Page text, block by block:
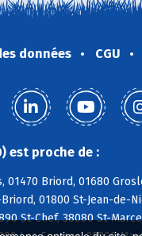
données CGU
est proche de :
Briord, 01680
01800 St-Jean-de-
St-Chef, 38080 St-